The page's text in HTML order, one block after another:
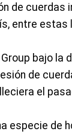
de
entre estas
bajo la
de
el
especie de